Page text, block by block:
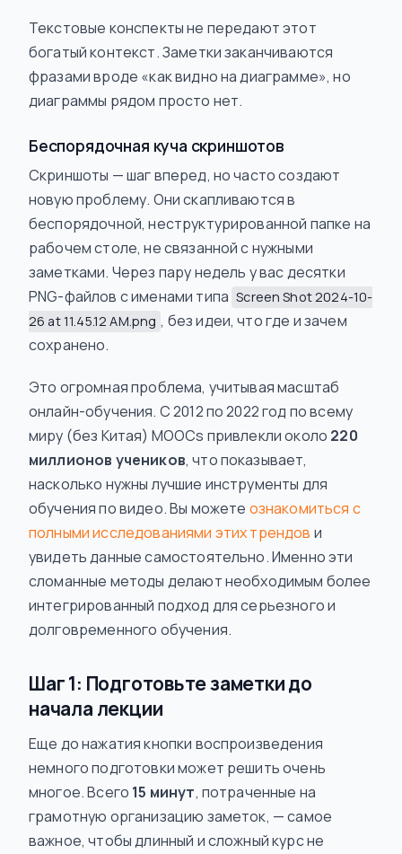
Текстовые конспекты не передают этот
богатый контекст. Заметки заканчиваются
фразами вроде «как видно на диаграмме», но
диаграммы рядом просто нет.
Беспорядочная куча скриншотов
Скриншоты — шаг вперед, но часто создают
новую проблему. Они скапливаются в
беспорядочной, неструктурированной папке на
рабочем столе, не связанной с нужными
заметками. Через пару недель у вас десятки
PNG-файлов с именами типа Screen Shot 2024-10-
26 at 11.45.12 AM.png , без идеи, что где и зачем
сохранено.
Это огромная проблема, учитывая масштаб
онлайн-обучения. С 2012 по 2022 год по всему
миру (без Китая) MOOCs привлекли около 220
миллионов учеников, что показывает,
насколько нужны лучшие инструменты для
обучения по видео. Вы можете ознакомиться с
полными исследованиями этих трендов и
увидеть данные самостоятельно. Именно эти
сломанные методы делают необходимым более
интегрированный подход для серьезного и
долговременного обучения.
Шаг 1: Подготовьте заметки до
начала лекции
Еще до нажатия кнопки воспроизведения
немного подготовки может решить очень
многое. Всего 15 минут, потраченные на
грамотную организацию заметок, — самое
важное, чтобы длинный и сложный курс не